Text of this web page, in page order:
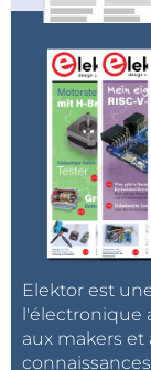
Elektor est
l'électronique
aux makers